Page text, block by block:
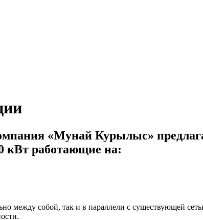
«Мунай Курылыс»
кВт работающие на:
между собой, так и в параллели с существующей